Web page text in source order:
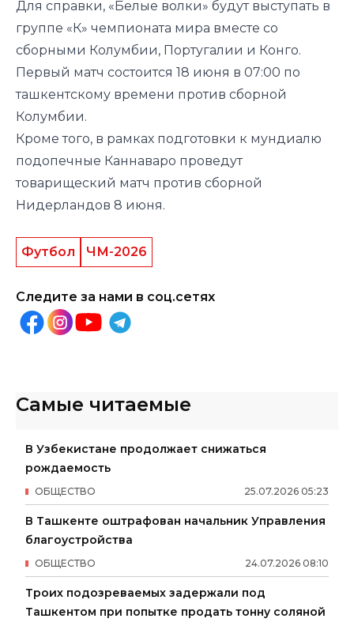
Для справки, «Белые волки» будут выступать в
группе «К» чемпионата мира вместе со
сборными Колумбии, Португалии и Конго.
Первый матч состоится 18 июня в 07:00 по
ташкентскому времени против сборной
Колумбии.
Кроме того, в рамках подготовки к мундиалю
подопечные Каннаваро проведут
товарищеский матч против сборной
Нидерландов 8 июня.
Футбол ЧМ-2026
Следите за нами в соц.сетях
Самые читаемые
В Узбекистане продолжает снижаться
рождаемость
25.07.2026 05:23
ОБЩЕСТВО
В Ташкенте оштрафован начальник Управления
благоустройства
24.07.2026 08:10
ОБЩЕСТВО
Троих подозреваемых задержали под
Ташкентом при попытке продать тонну соляной